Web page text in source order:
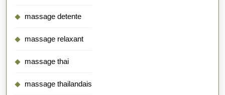
massage detente
massage relaxant
massage thai
massage thailandais